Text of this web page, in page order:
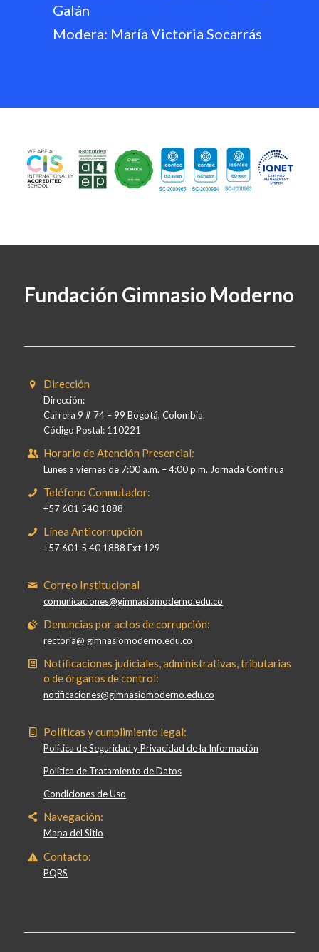
Galán
Modera: María Victoria Socarrás
Fundación Gimnasio Moderno
Dirección
Dirección:
Carrera 9 # 74 – 99 Bogotá, Colombia.
Código Postal: 110221
Horario de Atención Presencial:
Lunes a viernes de 7:00 a.m. – 4:00 p.m. Jornada Continua
Teléfono Conmutador:
+57 601 540 1888
Línea Anticorrupción
+57 601 5 40 1888 Ext 129
Correo Institucional
comunicaciones@gimnasiomoderno.edu.co
Denuncias por actos de corrupción:
rectoria@ gimnasiomoderno.edu.co
Notificaciones judiciales, administrativas, tributarias
o de órganos de control:
notificaciones@gimnasiomoderno.edu.co
Políticas y cumplimiento legal:
Política de Seguridad y Privacidad de la Información
Política de Tratamiento de Datos
Condiciones de Uso
Navegación:
Mapa del Sitio
Contacto:
PQRS